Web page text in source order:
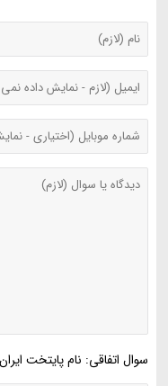
سوال اتفاقی: نام پایتخت